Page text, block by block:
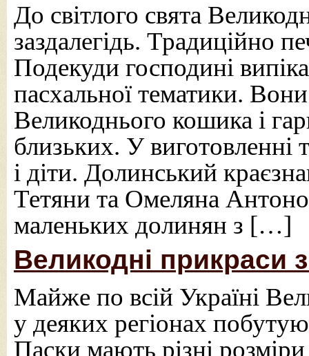
До світлого свята
заздалегідь. Традиційно
Подекуди господині
пасхальної тематики.
Великоднього кошика і
близьких. У виготовленні
і діти. Долинський
Тетяни та Омеляна
маленьких долинян з […]
Великодні прикраси
Майже по всій Україні
у деяких регіонах
Паски мають різні